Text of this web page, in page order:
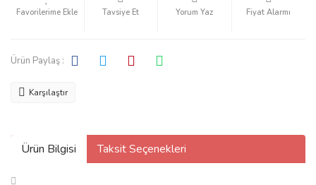
Tavsiye Et Yorum Yaz Fiyat Alarmı
Ürün Paylaş :
Karşılaştır
Ürün Bilgisi Taksit Seçenekleri